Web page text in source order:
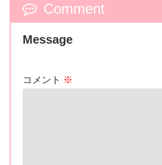
Comment
Message
コメント ※